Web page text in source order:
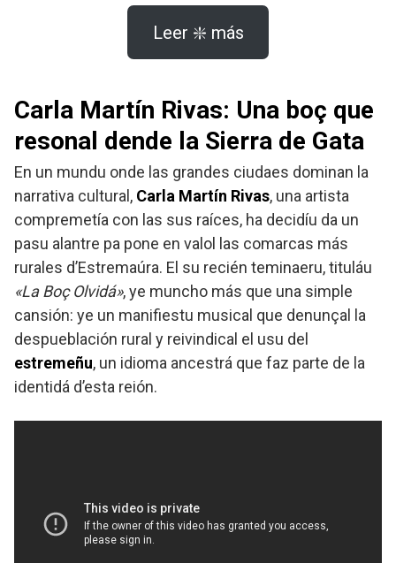
Leer ❇️ más
Carla Martín Rivas: Una boç que
resonal dende la Sierra de Gata
En un mundu onde las grandes ciudaes dominan la
narrativa cultural, Carla Martín Rivas, una artista
compremetía con las sus raíces, ha decidíu da un
pasu alantre pa pone en valol las comarcas más
rurales d’Estremaúra. El su recién teminaeru, tituláu
«La Boç Olvidá», ye muncho más que una simple
cansión: ye un manifiestu musical que denunçal la
despueblación rural y reivindical el usu del
estremeñu, un idioma ancestrá que faz parte de la
identidá d’esta reión.